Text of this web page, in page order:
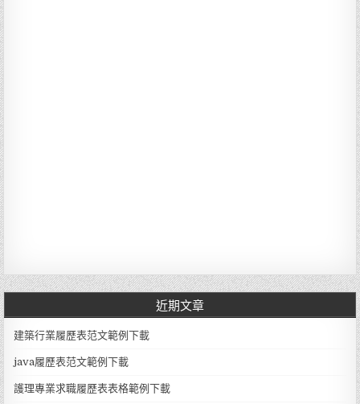
近期文章
建築行業履歷表范文範例下載
java履歷表范文範例下載
護理專業求職履歷表表格範例下載